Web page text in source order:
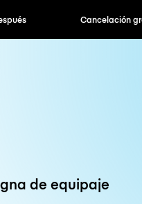
Cancelación gratuita
de equipaje